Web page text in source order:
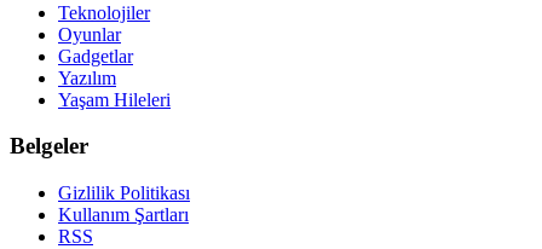
Teknolojiler
Oyunlar
Gadgetlar
Yazılım
Yaşam Hileleri
Belgeler
Gizlilik Politikası
Kullanım Şartları
RSS